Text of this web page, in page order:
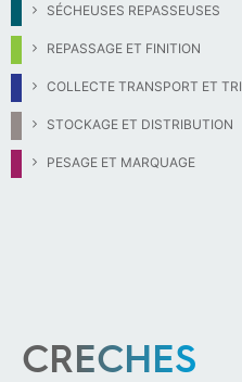
SÉCHEUSES REPASSEUSES
REPASSAGE ET FINITION
COLLECTE TRANSPORT ET TRI
STOCKAGE ET DISTRIBUTION
PESAGE ET MARQUAGE
CRECHES